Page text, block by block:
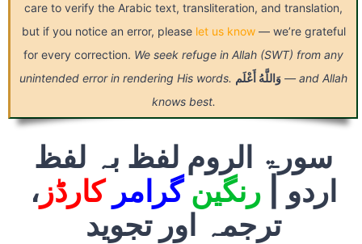
care to verify the Arabic text, transliteration, and translation,
but if you notice an error, please let us know— we’re grateful
for every correction. We seek refuge in Allah (SWT) from any
unintended error in rendering His words.
وَاللَّهُ أَعْلَم
— and Allah
knows best.
سورۃ الروم لفظ بہ لفظ
اردو |رنگین گرامر کارڈز ،
ترجمہ اور تجوید